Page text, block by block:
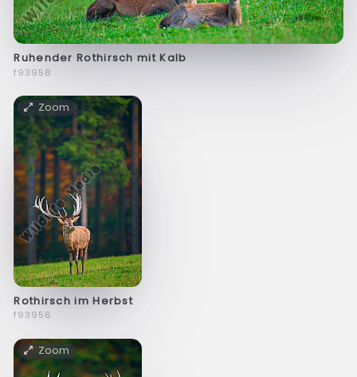
Ruhender Rothirsch mit Kalb
f93958
Zoom
Rothirsch im Herbst
f93956
Zoom